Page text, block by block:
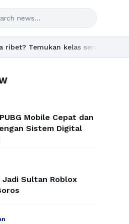
kelas seru dan materi
Mobile Cepat dan
Sistem Digital
Jadi Sultan Roblox